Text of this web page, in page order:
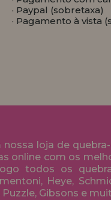
· Paypal (sobretaxa)
· Pagamento à vista
nossa loja de
online com os
todos os
Heye,
Gibsons e